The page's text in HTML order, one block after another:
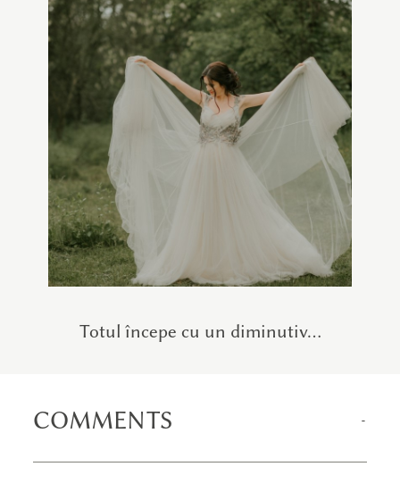
Totul începe cu un diminutiv…
COMMENTS